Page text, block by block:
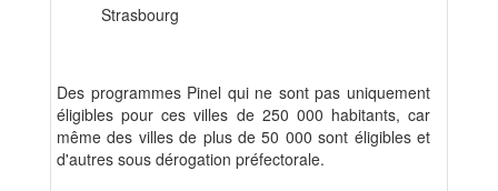
Strasbourg
Des programmes Pinel qui ne sont pas uniquement
éligibles pour ces villes de 250 000 habitants, car
même des villes de plus de 50 000 sont éligibles et
d'autres sous dérogation préfectorale.